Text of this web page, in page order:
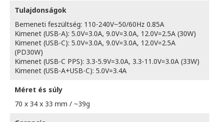
Tulajdonságok
Bemeneti feszültség: 110-240V~50/60Hz 0.85A
Kimenet (USB-A): 5.0V=3.0A, 9.0V=3.0A, 12.0V=2.5A (30W)
Kimenet (USB-C): 5.0V=3.0A, 9.0V=3.0A, 12.0V=2.5A
(PD30W)
Kimenet (USB-C PPS): 3.3-5.9V=3.0A, 3.3-11.0V=3.0A (33W)
Kimenet (USB-A+USB-C): 5.0V=3.4A
Méret és súly
70 x 34 x 33 mm / ~39g